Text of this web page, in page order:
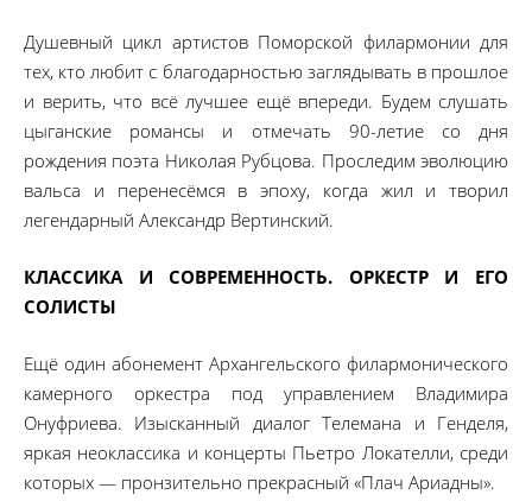
Душевный цикл артистов Поморской филармонии для
тех, кто любит с благодарностью заглядывать в прошлое
и верить, что всё лучшее ещё впереди. Будем слушать
цыганские романсы и отмечать 90-летие со дня
рождения поэта Николая Рубцова. Проследим эволюцию
вальса и перенесёмся в эпоху, когда жил и творил
легендарный Александр Вертинский.
КЛАССИКА И СОВРЕМЕННОСТЬ. ОРКЕСТР И ЕГО
СОЛИСТЫ
Ещё один абонемент Архангельского филармонического
камерного оркестра под управлением Владимира
Онуфриева. Изысканный диалог Телемана и Генделя,
яркая неоклассика и концерты Пьетро Локателли, среди
которых — пронзительно прекрасный «Плач Ариадны».